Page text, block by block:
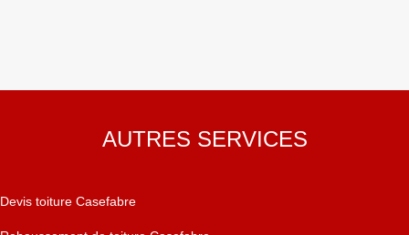
AUTRES SERVICES
Devis toiture Casefabre